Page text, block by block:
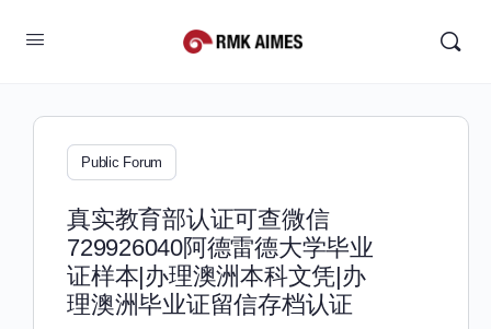
Public Forum
真实教育部认证可查微信
729926040阿德雷德大学毕业
证样本|办理澳洲本科文凭|办
理澳洲毕业证留信存档认证